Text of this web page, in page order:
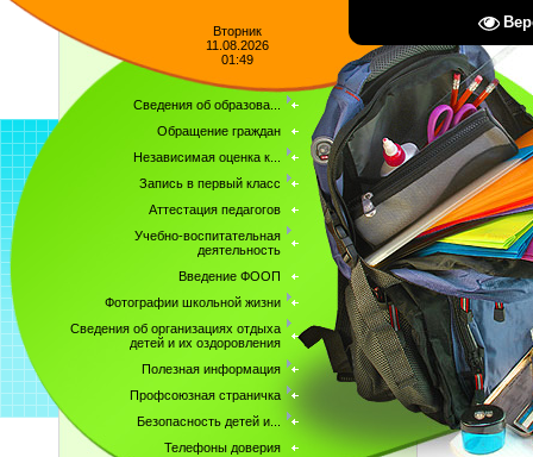
Вторник
11.08.2026
01:49
Сведения об образова...
Обращение граждан
Независимая оценка к...
Запись в первый класс
Аттестация педагогов
Учебно-воспитательная
деятельность
Введение ФООП
Фотографии школьной жизни
Сведения об организациях отдыха
детей и их оздоровления
Полезная информация
Профсоюзная страничка
Безопасность детей и...
Телефоны доверия